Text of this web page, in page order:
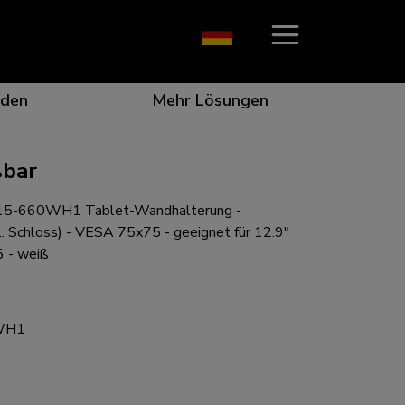
für jede Situation
für jeden Bildschirm
die ins Auge fällt
beste Zusammenarbeit
besondere Bedürfnisse
Mehr Lösungen
660WH1 Tablet-Wandhalterung -
Schloss) - VESA 75x75 - geeignet für 12.9"
- weiß